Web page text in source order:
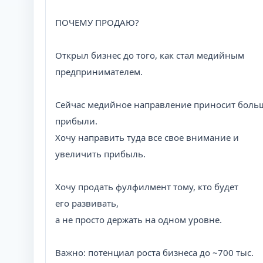
ПОЧЕМУ ПРОДАЮ?
Открыл бизнес до того, как стал медийным
предпринимателем.
Сейчас медийное направление приносит
прибыли.
Хочу направить туда все свое внимание и
увеличить прибыль.
Хочу продать фулфилмент тому, кто будет
его развивать,
а не просто держать на одном уровне.
Важно: потенциал роста бизнеса до ~700 тыс.